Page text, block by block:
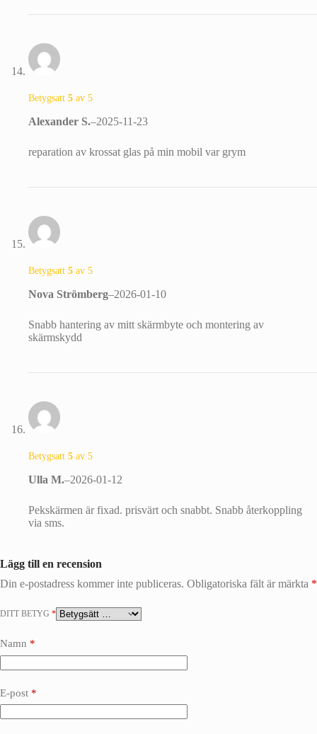
Betygsatt 5 av 5
Alexander S.–2025-11-23
reparation av krossat glas på min mobil var grym
Betygsatt 5 av 5
Nova Strömberg–2026-01-10
Snabb hantering av mitt skärmbyte och montering av
skärmskydd
Betygsatt 5 av 5
Ulla M.–2026-01-12
Pekskärmen är fixad. prisvärt och snabbt. Snabb återkoppling
via sms.
Lägg till en recension
Din e-postadress kommer inte publiceras. Obligatoriska fält är märkta *
DITT BETYG *
Namn *
E-post *